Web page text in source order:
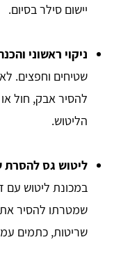
יישום סילר בסיום.
ניקוי ראשוני
שטיחים וחפצים.
להסיר אבק, חול
הליטוש.
ליטוש גס
במכונת ליטוש עם
שמטרתו להסיר
שריטות, כתמים